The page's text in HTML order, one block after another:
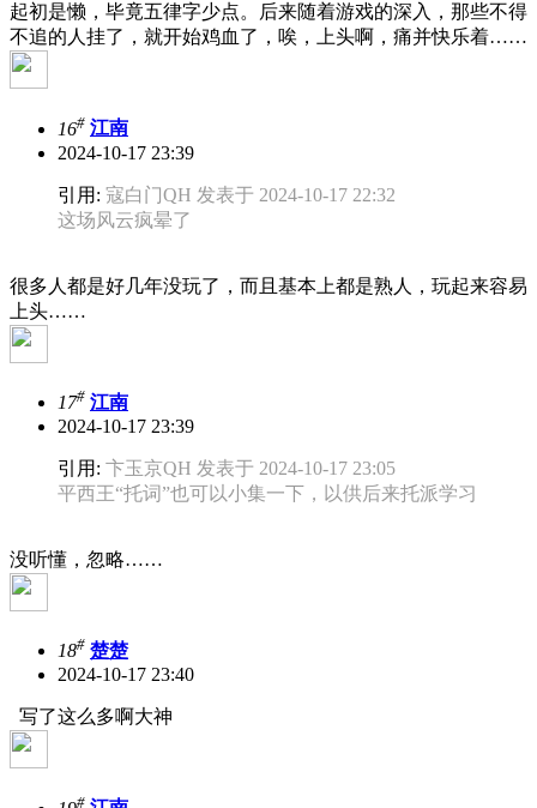
起初是懒，毕竟五律字少点。后来随着游戏的深入，那些不得
不追的人挂了，就开始鸡血了，唉，上头啊，痛并快乐着……
16# 江南
2024-10-17 23:39
引用: 寇白门QH 发表于 2024-10-17 22:32
这场风云疯晕了
很多人都是好几年没玩了，而且基本上都是熟人，玩起来容易
上头……
17# 江南
2024-10-17 23:39
引用: 卞玉京QH 发表于 2024-10-17 23:05
平西王“托词”也可以小集一下，以供后来托派学习
没听懂，忽略……
18# 楚楚
2024-10-17 23:40
写了这么多啊大神
#